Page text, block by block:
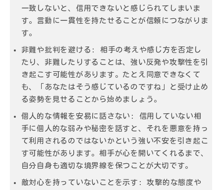
一致しないと、信用できないと感じられてしまいま
す。言動に一貫性を持たせることが信頼につながりま
す。
非難や批判を避ける: 相手の考えや感じ方を否定し
たり、非難したりすることは、強い反発や攻撃性を引
き起こす可能性があります。たとえ同意できなくて
も、「あなたはそう感じているのですね」と受け止め
る姿勢を見せることから始めましょう。
個人的な情報を安易に話さない: 信用していない相
手に個人的な弱みや秘密を話すと、それを悪意を持っ
て利用されるのではないかという強い不安を引き起こ
す可能性があります。相手が心を開いてくれるまで、
自分自身も適切な境界線を保つことが大切です。
敵対心を持っていないことを示す: 攻撃的な態度や